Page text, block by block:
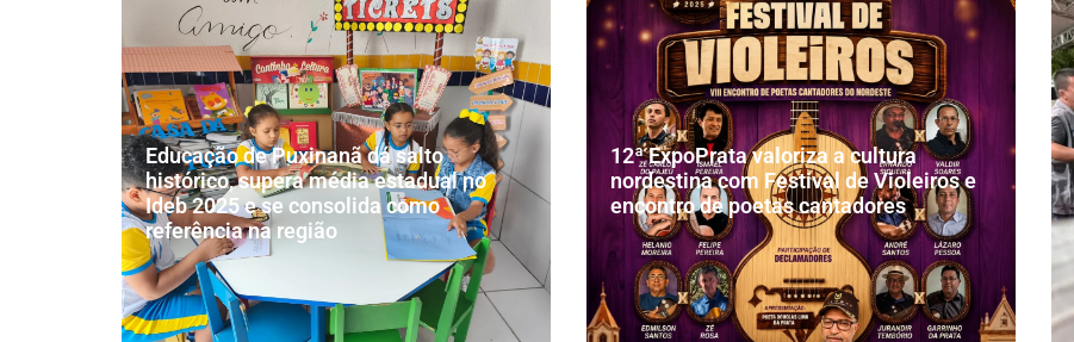
Educação de Puxinanã dá salto
histórico, supera média estadual no
Ideb 2025 e se consolida como
referência na região
12ª ExpoPrata valoriza a cultura
nordestina com Festival de Violeiros e
encontro de poetas cantadores